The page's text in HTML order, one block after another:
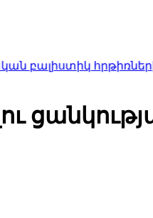
հրթիռներին16:10